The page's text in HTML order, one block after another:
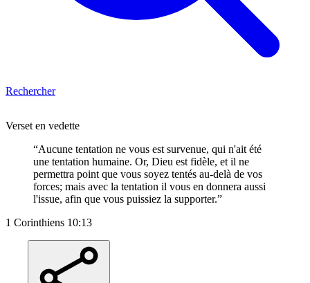
Rechercher
Verset en vedette
“Aucune tentation ne vous est survenue, qui n'ait été
une tentation humaine. Or, Dieu est fidèle, et il ne
permettra point que vous soyez tentés au-delà de vos
forces; mais avec la tentation il vous en donnera aussi
l'issue, afin que vous puissiez la supporter.”
1 Corinthiens 10:13